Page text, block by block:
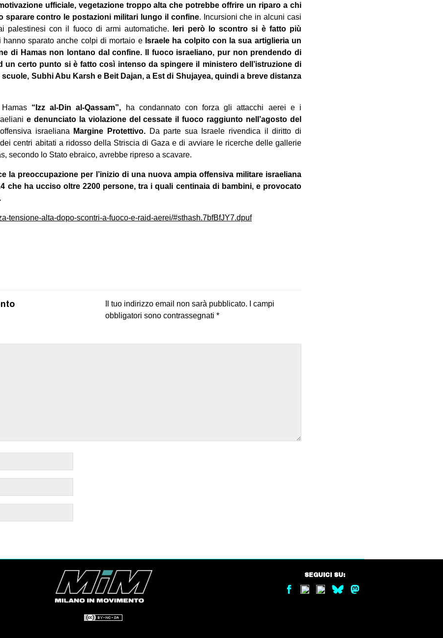
ufficiale, vegetazione troppo alta che potrebbe offrire un riparo a chi
sparare contro le postazioni militari lungo il confine. Incursioni che in alcuni casi
palestinesi con il fuoco di armi automatiche.
Ieri però lo scontro si è fatto più
hanno sparato anche colpi di mortaio e Israele ha colpito con la sua artiglieria un
di Hamas non lontano dal confine. Il fuoco israeliano, pur non prendendo di
un certo punto si è fatto così intenso da spingere il ministero dell’istruzione di
scuole, Subhi Abu Karsh e Beit Dajan, a Est di Shujayea, quindi a breve distanza
“Izz al-Din al-Qassam”, ha condannato con forza gli attacchi aerei e i
e denunciato la violazione del cessate il fuoco raggiunto nell’agosto del
israeliana Margine Protettivo.Da parte sua Israele rivendica il diritto di
dei centri abitati a ridosso della Striscia di Gaza e di avviare le ricerche delle gallerie
secondo lo Stato ebraico, avrebbe ripreso a scavare.
la preoccupazione per l’inizio di una nuova ampia offensiva militare israeliana
che ha ucciso oltre 2200 persone, tra i quali centinaia di bambini, e provocato
tensione-alta-dopo-scontri-a-fuoco-e-raid-aerei/#sthash.7bfBfJY7.dpuf
Il tuo indirizzo email non sarà pubblicato.
I campi
obbligatori sono contrassegnati *
SEGUICI SU: